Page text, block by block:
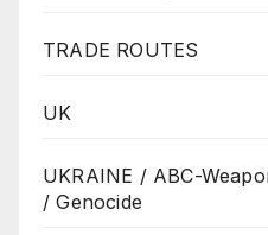
TRADE ROUTES
UK
UKRAINE / ABC-
/ Genocide